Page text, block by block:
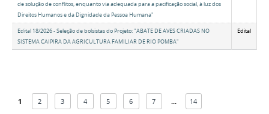
de solução de conflitos, enquanto via adequada para a pacificação social, à luz dos
Direitos Humanos e da Dignidade da Pessoa Humana"
Edital 18/2026 - Seleção de bolsistas do Projeto: "ABATE DE AVES CRIADAS NO
SISTEMA CAIPIRA DA AGRICULTURA FAMILIAR DE RIO POMBA"
Edital
1 2 3 4 5 6 7 ...
14